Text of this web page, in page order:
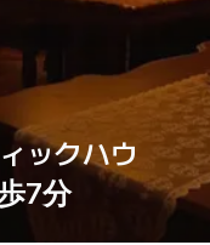
ックハウ
7分